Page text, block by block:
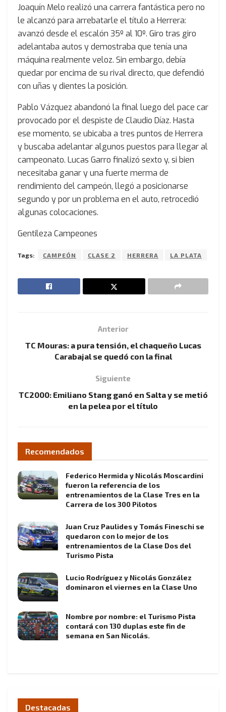
Joaquín Melo realizó una carrera fantástica pero no
le alcanzó para arrebatarle el título a Herrera:
avanzó desde el escalón 35º al 10º. Giro tras giro
adelantaba autos y demostraba que tenía una
máquina realmente veloz. Sin embargo, debía
quedar por encima de su rival directo, que defendió
con uñas y dientes la posición.
Pablo Vázquez abandonó la final luego del pace car
provocado por el despiste de Claudio Díaz. Hasta
ese momento, se ubicaba a tres puntos de Herrera
y buscaba adelantar algunos puestos para llegar al
campeonato. Lucas Garro finalizó sexto y, si bien
necesitaba ganar y una fuerte merma de
rendimiento del campeón, llegó a posicionarse
segundo y por un problema en el auto, retrocedió
algunas colocaciones.
Gentileza Campeones
Tags: CAMPEÓN CLASE 2 HERRERA LA PLATA
Anterior
TC Mouras: a pura tensión, el chaqueño Lucas
Carabajal se quedó con la final
Siguiente
TC2000: Emiliano Stang ganó en Salta y se metió
en la pelea por el título
Recomendados
Federico Hermida y Nicolás Moscardini
fueron la referencia de los
entrenamientos de la Clase Tres en la
Carrera de los 300 Pilotos
Juan Cruz Paulides y Tomás Fineschi se
quedaron con lo mejor de los
entrenamientos de la Clase Dos del
Turismo Pista
Lucio Rodríguez y Nicolás González
dominaron el viernes en la Clase Uno
Nombre por nombre: el Turismo Pista
contará con 130 duplas este fin de
semana en San Nicolás.
Destacadas